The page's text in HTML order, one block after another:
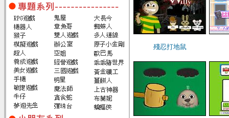
殘忍打地鼠